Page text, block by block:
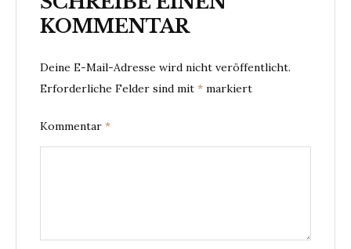
KOMMENTAR
Deine E-Mail-Adresse wird nicht veröffentlicht.
Erforderliche Felder sind mit * markiert
Kommentar *